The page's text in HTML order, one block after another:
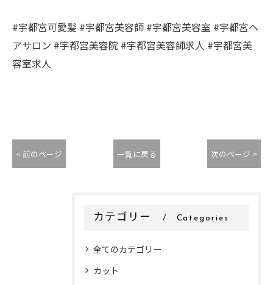
#宇都宮可愛髪 #宇都宮美容師 #宇都宮美容室 #宇都宮ヘ
アサロン #宇都宮美容院 #宇都宮美容師求人 #宇都宮美
容室求人
< 前のページ 一覧に戻る 次のページ >
カテゴリー Categories
全てのカテゴリー
カット